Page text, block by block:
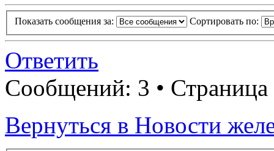
Показать сообщения за: Сортировать по:
Ответить
Сообщений: 3 • Страница
Вернуться в Новости